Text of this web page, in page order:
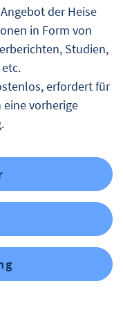
der Heise
in Form von
Studien,
erfordert für
vorherige